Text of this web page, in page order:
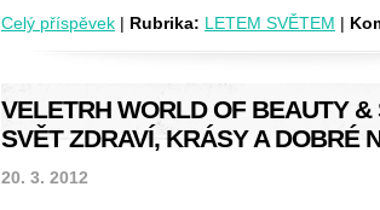
Celý příspěvek | Rubrika: LETEM SVĚTEM |
VELETRH WORLD OF BEAUTY &
SVĚT ZDRAVÍ, KRÁSY A DOBRÉ
20. 3. 2012